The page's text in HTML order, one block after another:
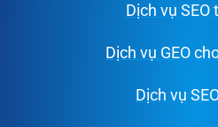
Dịch vụ SEO
Dịch vụ GEO
Dịch vụ